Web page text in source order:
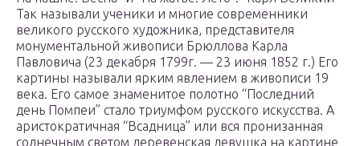
Так называли ученики и многие современники
великого русского художника, представителя
монументальной живописи Брюллова Карла
Павловича (23 декабря 1799г. — 23 июня 1852 г.) Его
картины называли ярким явлением в живописи 19
века. Его самое знаменитое полотно “Последний
день Помпеи” стало триумфом русского искусства. А
аристократичная “Всадница” или вся пронизанная
солнечным светом деревенская девушка на картине